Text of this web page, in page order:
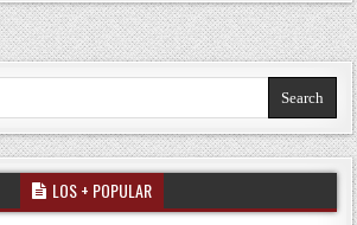
LOS + POPULAR